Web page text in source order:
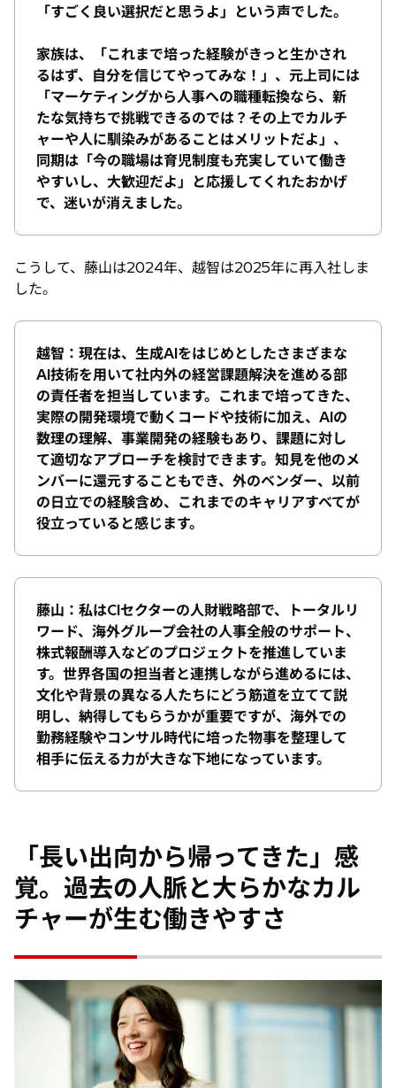
「すごく良い選択だと思うよ」という声でした。
家族は、「これまで培った経験がきっと生かされ
るはず、自分を信じてやってみな！」、元上司には
「マーケティングから人事への職種転換なら、新
たな気持ちで挑戦できるのでは？その上でカルチ
ャーや人に馴染みがあることはメリットだよ」、
同期は「今の職場は育児制度も充実していて働き
やすいし、大歓迎だよ」と応援してくれたおかげ
で、迷いが消えました。
こうして、藤山は2024年、越智は2025年に再入社しま
した。
越智：現在は、生成AIをはじめとしたさまざまな
AI技術を用いて社内外の経営課題解決を進める部
の責任者を担当しています。これまで培ってきた、
実際の開発環境で動くコードや技術に加え、AIの
数理の理解、事業開発の経験もあり、課題に対し
て適切なアプローチを検討できます。知見を他のメ
ンバーに還元することもでき、外のベンダー、以前
の日立での経験含め、これまでのキャリアすべてが
役立っていると感じます。
藤山：私はCIセクターの人財戦略部で、トータルリ
ワード、海外グループ会社の人事全般のサポート、
株式報酬導入などのプロジェクトを推進していま
す。世界各国の担当者と連携しながら進めるには、
文化や背景の異なる人たちにどう筋道を立てて説
明し、納得してもらうかが重要ですが、海外での
勤務経験やコンサル時代に培った物事を整理して
相手に伝える力が大きな下地になっています。
「長い出向から帰ってきた」感
覚。過去の人脈と大らかなカル
チャーが生む働きやすさ